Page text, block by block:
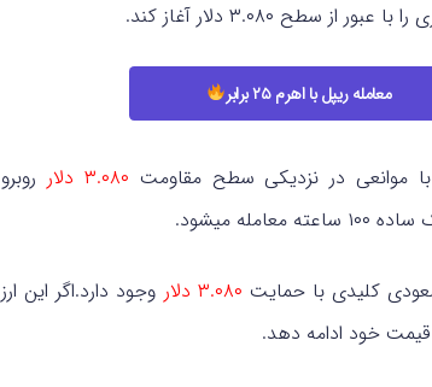
۳.۰۸۰ دلار آغاز کند.
معامله ریپل با اهرم ۲۵ برابر
موانعی در نزدیکی سطح مقاومت
روبرو
میشود.
کلیدی با حمایت
وجود دارد.اگر این ارز
قیمت خود ادامه دهد.